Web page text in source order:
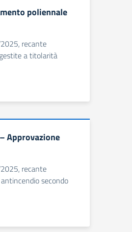
poliennale
recante
a titolarità
Approvazione
recante
secondo